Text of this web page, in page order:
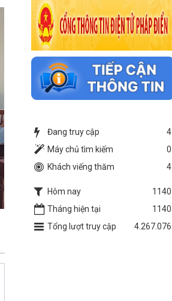
Đang truy cập
4
Máy chủ tìm kiếm
0
Khách viếng thăm
4
Hôm nay
1140
Tháng hiện tại
1140
Tổng lượt truy cập
4.267.076